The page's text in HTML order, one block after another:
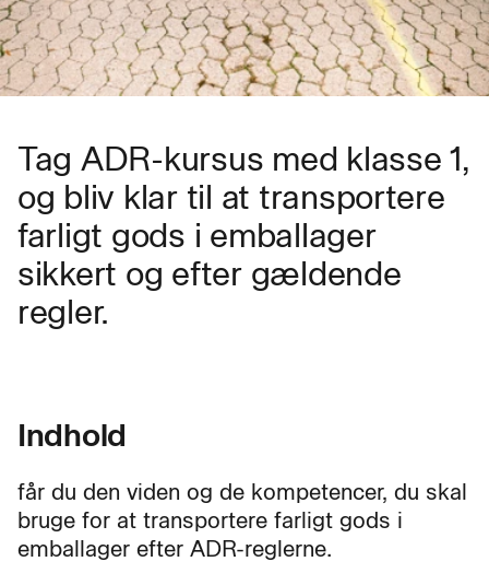
Tag ADR-kursus med klasse 1,
og bliv klar til at transportere
farligt gods i emballager
sikkert og efter gældende
regler.
Indhold
får du den viden og de kompetencer, du skal
bruge for at transportere farligt gods i
emballager efter ADR-reglerne.